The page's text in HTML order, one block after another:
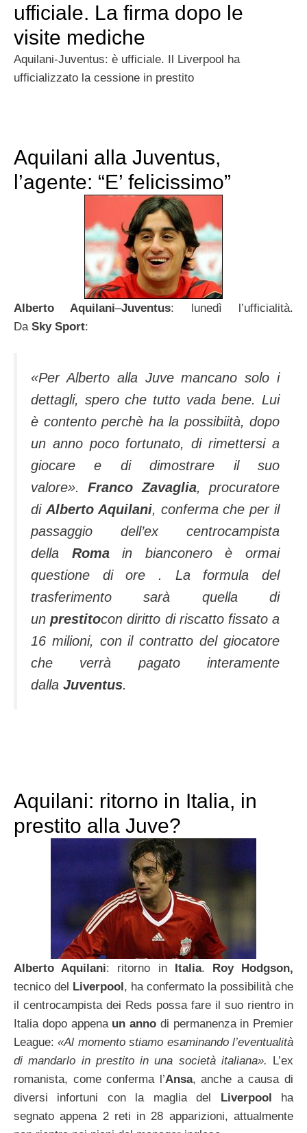
ufficiale. La firma dopo le
visite mediche
Aquilani-Juventus: è ufficiale. Il Liverpool ha
ufficializzato la cessione in prestito
Aquilani alla Juventus,
l’agente: “E’ felicissimo”
Alberto Aquilani–Juventus: lunedì l’ufficialità.
Da Sky Sport:
«Per Alberto alla Juve mancano solo i
dettagli, spero che tutto vada bene. Lui
è contento perchè ha la possibiità, dopo
un anno poco fortunato, di rimettersi a
giocare e di dimostrare il suo
valore».Franco Zavaglia, procuratore
di Alberto Aquilani, conferma che per il
passaggio dell’ex centrocampista
della Romain bianconero è ormai
questione di ore . La formula del
trasferimento sarà quella di
unprestitocon diritto di riscatto fissato a
16 milioni, con il contratto del giocatore
che verrà pagato interamente
dalla Juventus.
Aquilani: ritorno in Italia, in
prestito alla Juve?
Alberto Aquilani: ritorno in Italia. Roy Hodgson,
tecnico del Liverpool, ha confermato la possibilità che
il centrocampista dei Reds possa fare il suo rientro in
Italia dopo appena un anno di permanenza in Premier
League:«Al momento stiamo esaminando l’eventualità
di mandarlo in prestito in una società italiana». L’ex
romanista, come conferma l’Ansa, anche a causa di
diversi infortuni con la maglia del Liverpool ha
segnato appena 2 reti in 28 apparizioni, attualmente